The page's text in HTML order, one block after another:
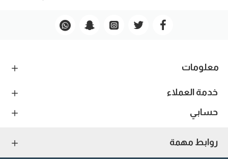
معلومات
خدمة العملاء
حسابي
روابط مهمة